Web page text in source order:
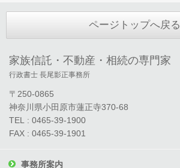
ページトップへ戻る
家族信託・不動産・相続の専門家
行政書士 長尾影正事務所
〒250-0865
神奈川県小田原市蓮正寺370-68
TEL : 0465-39-1900
FAX : 0465-39-1901
事務所案内